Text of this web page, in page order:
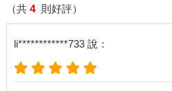
而她是這樣說的：「有啊，我有一
車禍去世了。」有一瞬間我覺得自
在死亡面前，好像所有自然的話語
反而更加深了我的不自在，我很怕
的話。
（共 4 則好評）
li************733 說：